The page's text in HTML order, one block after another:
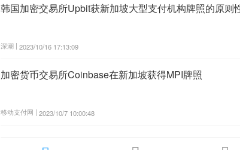
韩国加密交易所Upbit获新加坡大型支付机构牌照的原则
深潮 | 2023/10/16 17:13:09
加密货币交易所Coinbase在新加坡获得MPI牌照
移动支付网 | 2023/10/7 10:00:48